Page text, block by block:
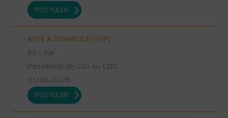
POSTULER
AIDE A DOMICILE (H/F)
83 - Var
Possibilité de CDI ou CDD
01/08/2026
POSTULER